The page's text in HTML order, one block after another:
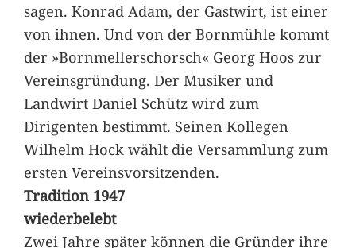
sagen. Konrad Adam, der Gastwirt, ist einer
von ihnen. Und von der Bornmühle kommt
der »Bornmellerschorsch« Georg Hoos zur
Vereinsgründung. Der Musiker und
Landwirt Daniel Schütz wird zum
Dirigenten bestimmt. Seinen Kollegen
Wilhelm Hock wählt die Versammlung zum
ersten Vereinsvorsitzenden.
Tradition 1947
wiederbelebt
Zwei Jahre später können die Gründer ihre